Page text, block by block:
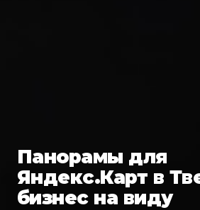
Панорамы для
Яндекс.Карт в
бизнес на виду